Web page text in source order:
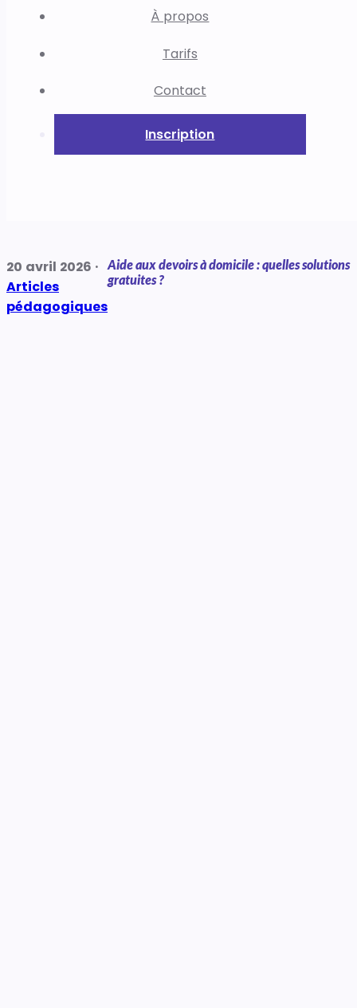
À propos
Tarifs
Contact
Inscription
20 avril 2026 ·
Articles
pédagogiques
Aide aux devoirs à domicile : quelles solutions
gratuites ?